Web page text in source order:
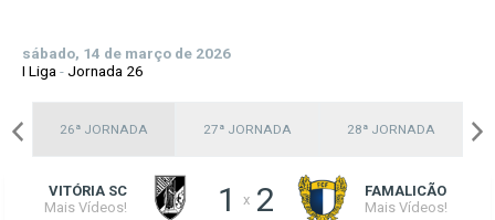
sábado, 14 de março de 2026
I Liga -Jornada 26
26ª JORNADA 27ª JORNADA 28ª JORNADA
VITÓRIA SC
Mais Vídeos!
1 x 2
FAMALICÃO
Mais Vídeos!